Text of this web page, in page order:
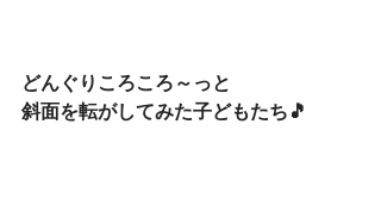
どんぐりころころ～っと
斜面を転がしてみた子どもたち🎵